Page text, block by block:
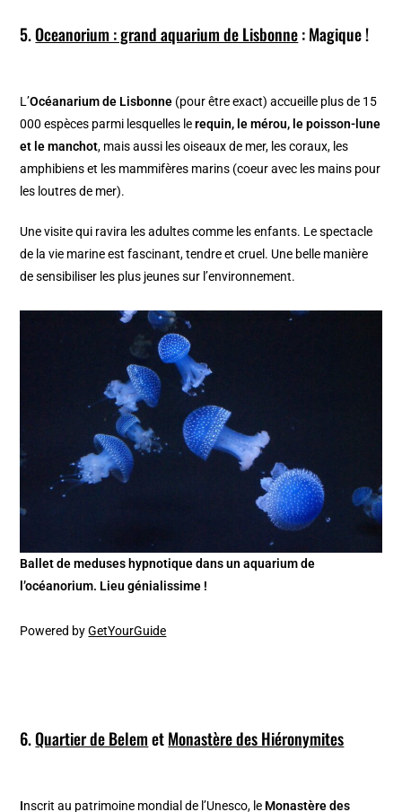
5.Oceanorium : grand aquarium de Lisbonne: Magique !
L’Océanarium de Lisbonne (pour être exact) accueille plus de 15
000 espèces parmi lesquelles lerequin, le mérou, le poisson-lune
et le manchot, mais aussi les oiseaux de mer, les coraux, les
amphibiens et les mammifères marins (coeur avec les mains pour
les loutres de mer).
Une visite qui ravira les adultes comme les enfants. Le spectacle
de la vie marine est fascinant, tendre et cruel. Une belle manière
de sensibiliser les plus jeunes sur l’environnement.
Ballet de meduses hypnotique dans un aquarium de
l’océanorium. Lieu génialissime !
Powered byGetYourGuide
6.Quartier de BelemetMonastère des Hiéronymites
Inscrit au patrimoine mondial de l’Unesco, le Monastère des